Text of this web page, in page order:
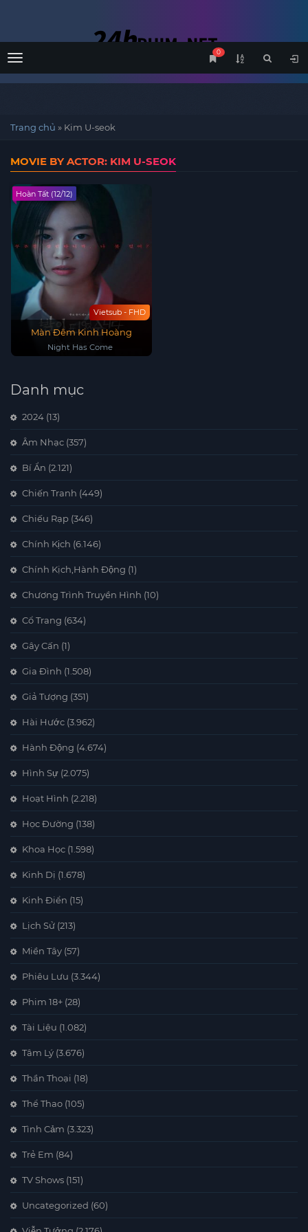
Menu
0
Trang chủ » Kim U-seok
MOVIE BY ACTOR: KIM U-SEOK
Vietsub - FHD
Hoàn Tất (12/12)
Màn Đêm Kinh Hoàng
Night Has Come
Danh mục
2024 (13)
Âm Nhạc (357)
Bí Ẩn (2.121)
Chiến Tranh (449)
Chiếu Rạp (346)
Chính Kịch (6.146)
Chính Kịch,Hành Động (1)
Chương Trình Truyền Hình (10)
Cổ Trang (634)
Gây Cấn (1)
Gia Đình (1.508)
Giả Tượng (351)
Hài Hước (3.962)
Hành Động (4.674)
Hình Sự (2.075)
Hoạt Hình (2.218)
Học Đường (138)
Khoa Học (1.598)
Kinh Dị (1.678)
Kinh Điển (15)
Lịch Sử (213)
Miền Tây (57)
Phiêu Lưu (3.344)
Phim 18+ (28)
Tài Liệu (1.082)
Tâm Lý (3.676)
Thần Thoại (18)
Thể Thao (105)
Tình Cảm (3.323)
Trẻ Em (84)
TV Shows (151)
Uncategorized (60)